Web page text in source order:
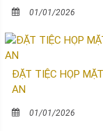
01/01/2026
ĐẶT TIỆC HỌP
AN
01/01/2026